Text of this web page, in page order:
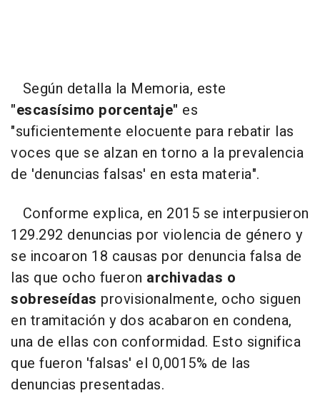
Según detalla la Memoria, este
"escasísimo porcentaje" es
"suficientemente elocuente para rebatir las
voces que se alzan en torno a la prevalencia
de 'denuncias falsas' en esta materia".
Conforme explica, en 2015 se interpusieron
129.292 denuncias por violencia de género y
se incoaron 18 causas por denuncia falsa de
las que ocho fueron archivadas o
sobreseídas provisionalmente, ocho siguen
en tramitación y dos acabaron en condena,
una de ellas con conformidad. Esto significa
que fueron 'falsas' el 0,0015% de las
denuncias presentadas.